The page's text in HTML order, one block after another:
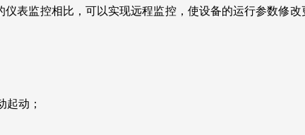
表监控相比，可以实现远程监控，使设备的运行参数修
动；